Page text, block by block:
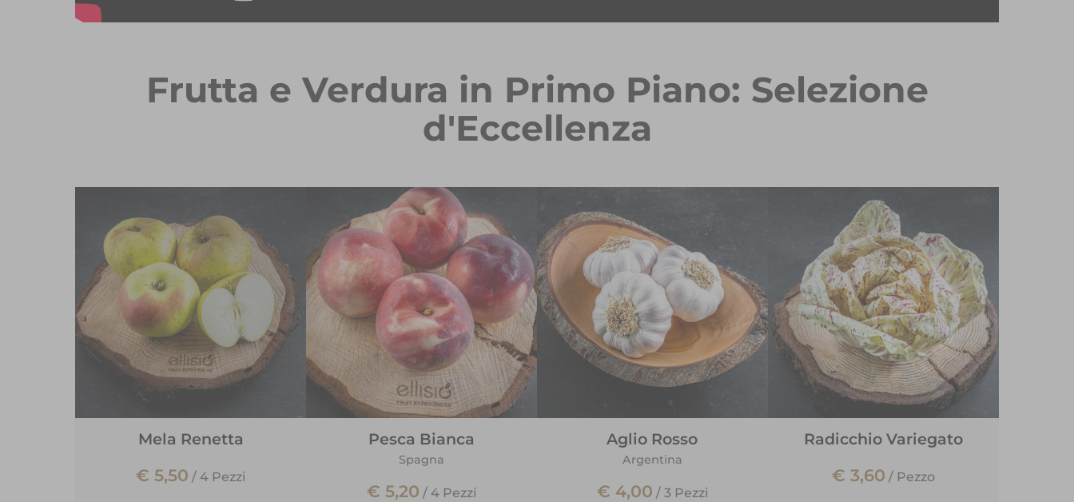
Frutta e Verdura in Primo Piano: Selezione
d'Eccellenza
Mela Renetta
€ 5,50 /4 Pezzi
Pesca Bianca
Spagna
€ 5,20 / 4 Pezzi
Aglio Rosso
Argentina
€ 4,00 / 3 Pezzi
Radicchio Variegato
€ 3,60 / Pezzo